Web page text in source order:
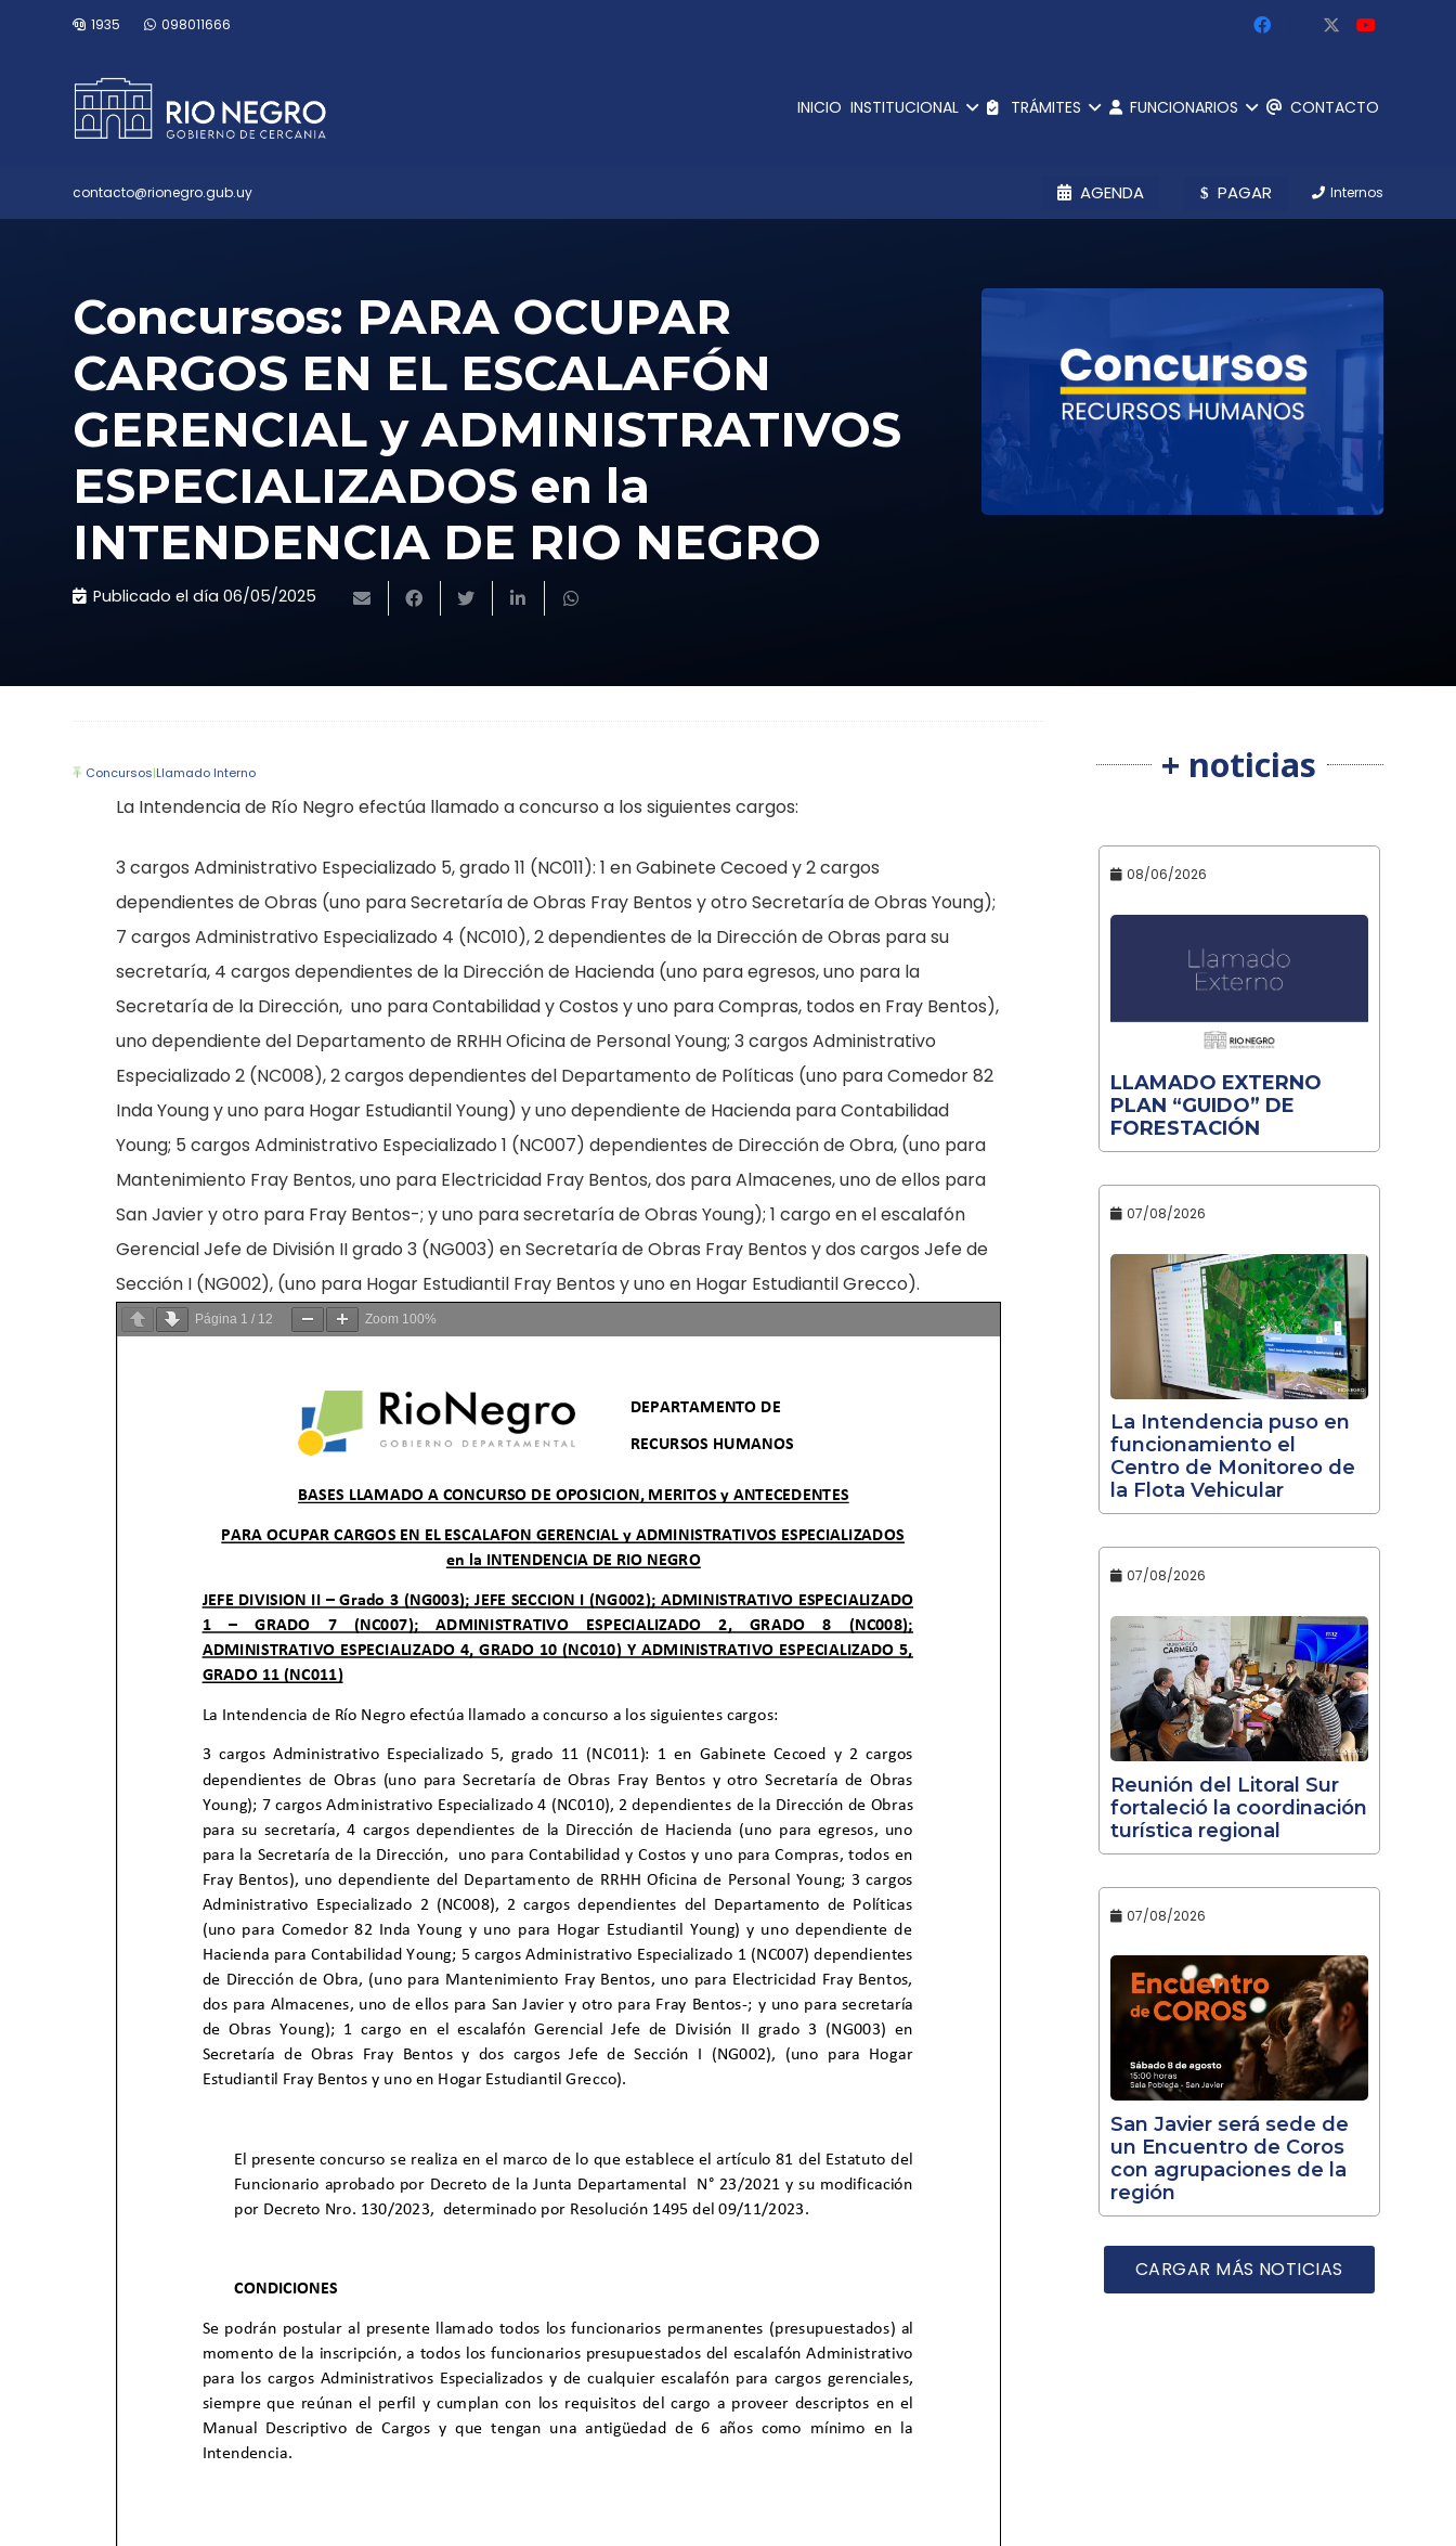
1935 098011666
INICIO INSTITUCIONAL TRÁMITES FUNCIONARIOS CONTACTO
contacto@rionegro.gub.uy AGENDA PAGAR Internos
Concursos: PARA OCUPAR
CARGOS EN EL ESCALAFÓN
GERENCIAL y ADMINISTRATIVOS
ESPECIALIZADOS en la
INTENDENCIA DE RIO NEGRO
Publicado el día 06/05/2025
Concursos|Llamado Interno
La Intendencia de Río Negro efectúa llamado a concurso a los siguientes cargos:
3 cargos Administrativo Especializado 5, grado 11 (NC011): 1 en Gabinete Cecoed y 2 cargos
dependientes de Obras (uno para Secretaría de Obras Fray Bentos y otro Secretaría de Obras Young);
7 cargos Administrativo Especializado 4 (NC010), 2 dependientes de la Dirección de Obras para su
secretaría, 4 cargos dependientes de la Dirección de Hacienda (uno para egresos, uno para la
Secretaría de la Dirección, uno para Contabilidad y Costos y uno para Compras, todos en Fray Bentos),
uno dependiente del Departamento de RRHH Oficina de Personal Young; 3 cargos Administrativo
Especializado 2 (NC008), 2 cargos dependientes del Departamento de Políticas (uno para Comedor 82
Inda Young y uno para Hogar Estudiantil Young) y uno dependiente de Hacienda para Contabilidad
Young; 5 cargos Administrativo Especializado 1 (NC007) dependientes de Dirección de Obra, (uno para
Mantenimiento Fray Bentos, uno para Electricidad Fray Bentos, dos para Almacenes, uno de ellos para
San Javier y otro para Fray Bentos-; y uno para secretaría de Obras Young); 1 cargo en el escalafón
Gerencial Jefe de División II grado 3 (NG003) en Secretaría de Obras Fray Bentos y dos cargos Jefe de
Sección I (NG002), (uno para Hogar Estudiantil Fray Bentos y uno en Hogar Estudiantil Grecco).
Página 1 / 12 Zoom 100%
+ noticias
08/06/2026
LLAMADO EXTERNO
PLAN “GUIDO” DE
FORESTACIÓN
07/08/2026
La Intendencia puso en
funcionamiento el
Centro de Monitoreo de
la Flota Vehicular
07/08/2026
Reunión del Litoral Sur
fortaleció la coordinación
turística regional
07/08/2026
San Javier será sede de
un Encuentro de Coros
con agrupaciones de la
región
CARGAR MÁS NOTICIAS